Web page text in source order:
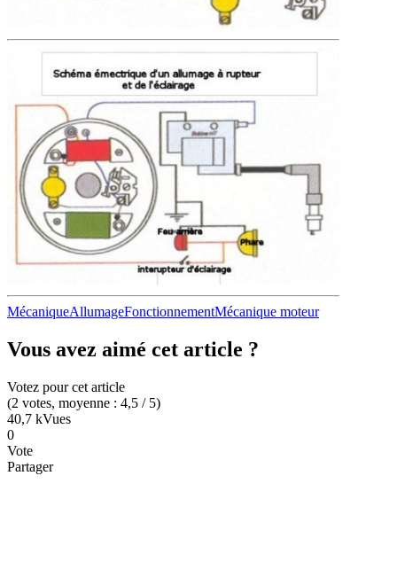
MécaniqueAllumageFonctionnementMécanique moteur
Vous avez aimé cet article ?
Votez pour cet article
(2 votes, moyenne : 4,5 / 5)
40,7 kVues
0
Vote
Partager